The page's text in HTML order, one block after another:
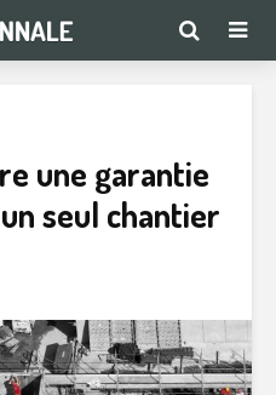
une garantie
seul chantier